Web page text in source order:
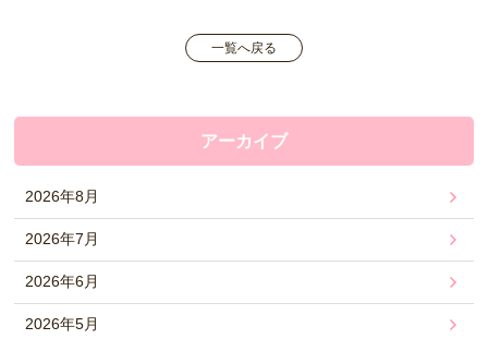
一覧へ戻る
アーカイブ
2026年8月
2026年7月
2026年6月
2026年5月